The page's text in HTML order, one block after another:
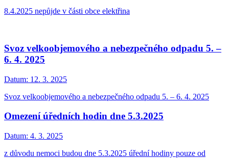
8.4.2025 nepůjde v části obce elektřina
Svoz velkoobjemového a nebezpečného odpadu 5. –
6. 4. 2025
Datum: 12. 3. 2025
Svoz velkoobjemového a nebezpečného odpadu 5. – 6. 4. 2025
Omezení úředních hodin dne 5.3.2025
Datum: 4. 3. 2025
z důvodu nemoci budou dne 5.3.2025 úřední hodiny pouze od